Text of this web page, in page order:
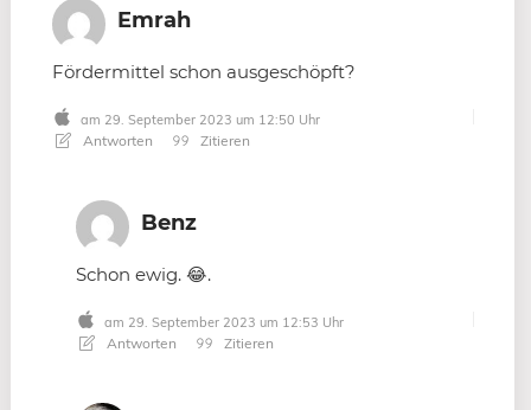
Emrah
Fördermittel schon ausgeschöpft?
am 29. September 2023 um 12:50 Uhr
Antworten Zitieren
Benz
Schon ewig. 😂.
am 29. September 2023 um 12:53 Uhr
Antworten Zitieren